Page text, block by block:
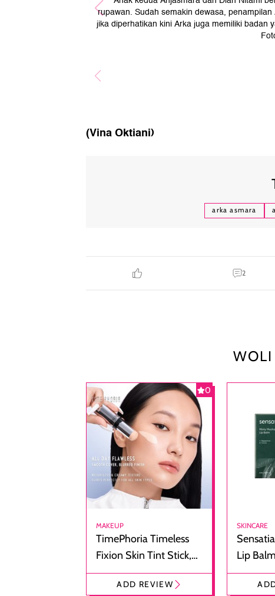
rupawan. Sudah semakin dewasa,
jika diperhatikan kini Arka juga memiliki badan
(Vina Oktiani)
arka asmara
2
WOLI
0
MAKEUP
TimePhoria Timeless
Fixion Skin Tint Stick,
Foundation dan
Concealer 2-in-1
ADD REVIEW
SKINCARE
Lip
Bibir
Cokelat